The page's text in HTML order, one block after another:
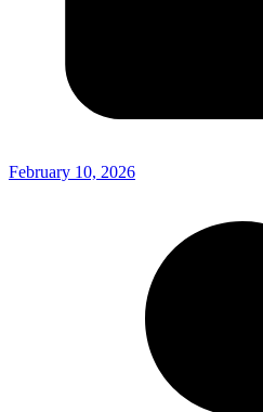
February 10, 2026